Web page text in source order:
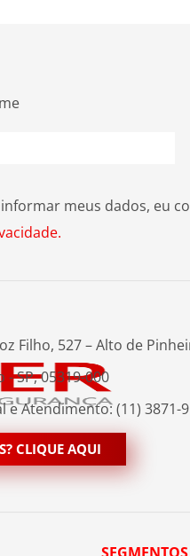
meus dados, eu
Filho, 527 – Alto de
- SP, 05319-000
e Atendimento: (11) 3871-
CLIQUE AQUI